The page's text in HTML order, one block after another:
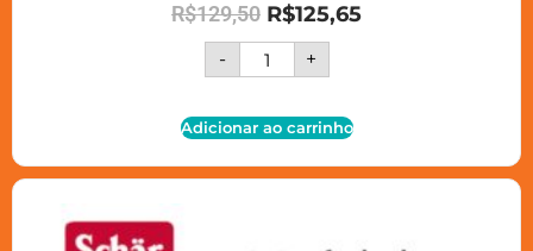
R$129,50 R$125,65
- +
Adicionar ao carrinho